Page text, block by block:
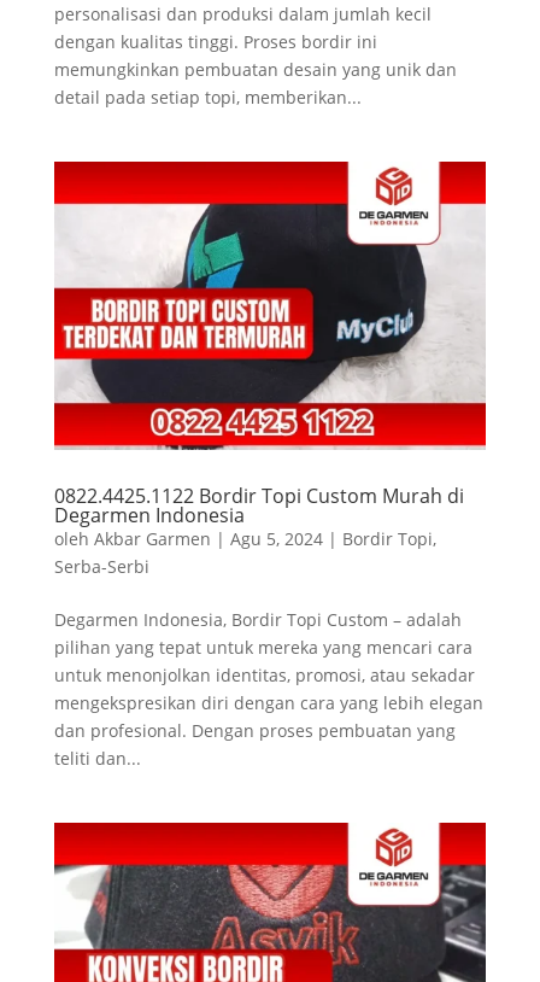
personalisasi dan produksi dalam jumlah kecil
dengan kualitas tinggi. Proses bordir ini
memungkinkan pembuatan desain yang unik dan
detail pada setiap topi, memberikan...
0822.4425.1122 Bordir Topi Custom Murah di
Degarmen Indonesia
oleh Akbar Garmen | Agu 5, 2024| Bordir Topi,
Serba-Serbi
Degarmen Indonesia, Bordir Topi Custom – adalah
pilihan yang tepat untuk mereka yang mencari cara
untuk menonjolkan identitas, promosi, atau sekadar
mengekspresikan diri dengan cara yang lebih elegan
dan profesional. Dengan proses pembuatan yang
teliti dan...